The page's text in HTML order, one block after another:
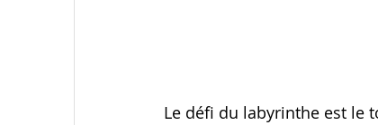
Le défi du labyrinthe est le